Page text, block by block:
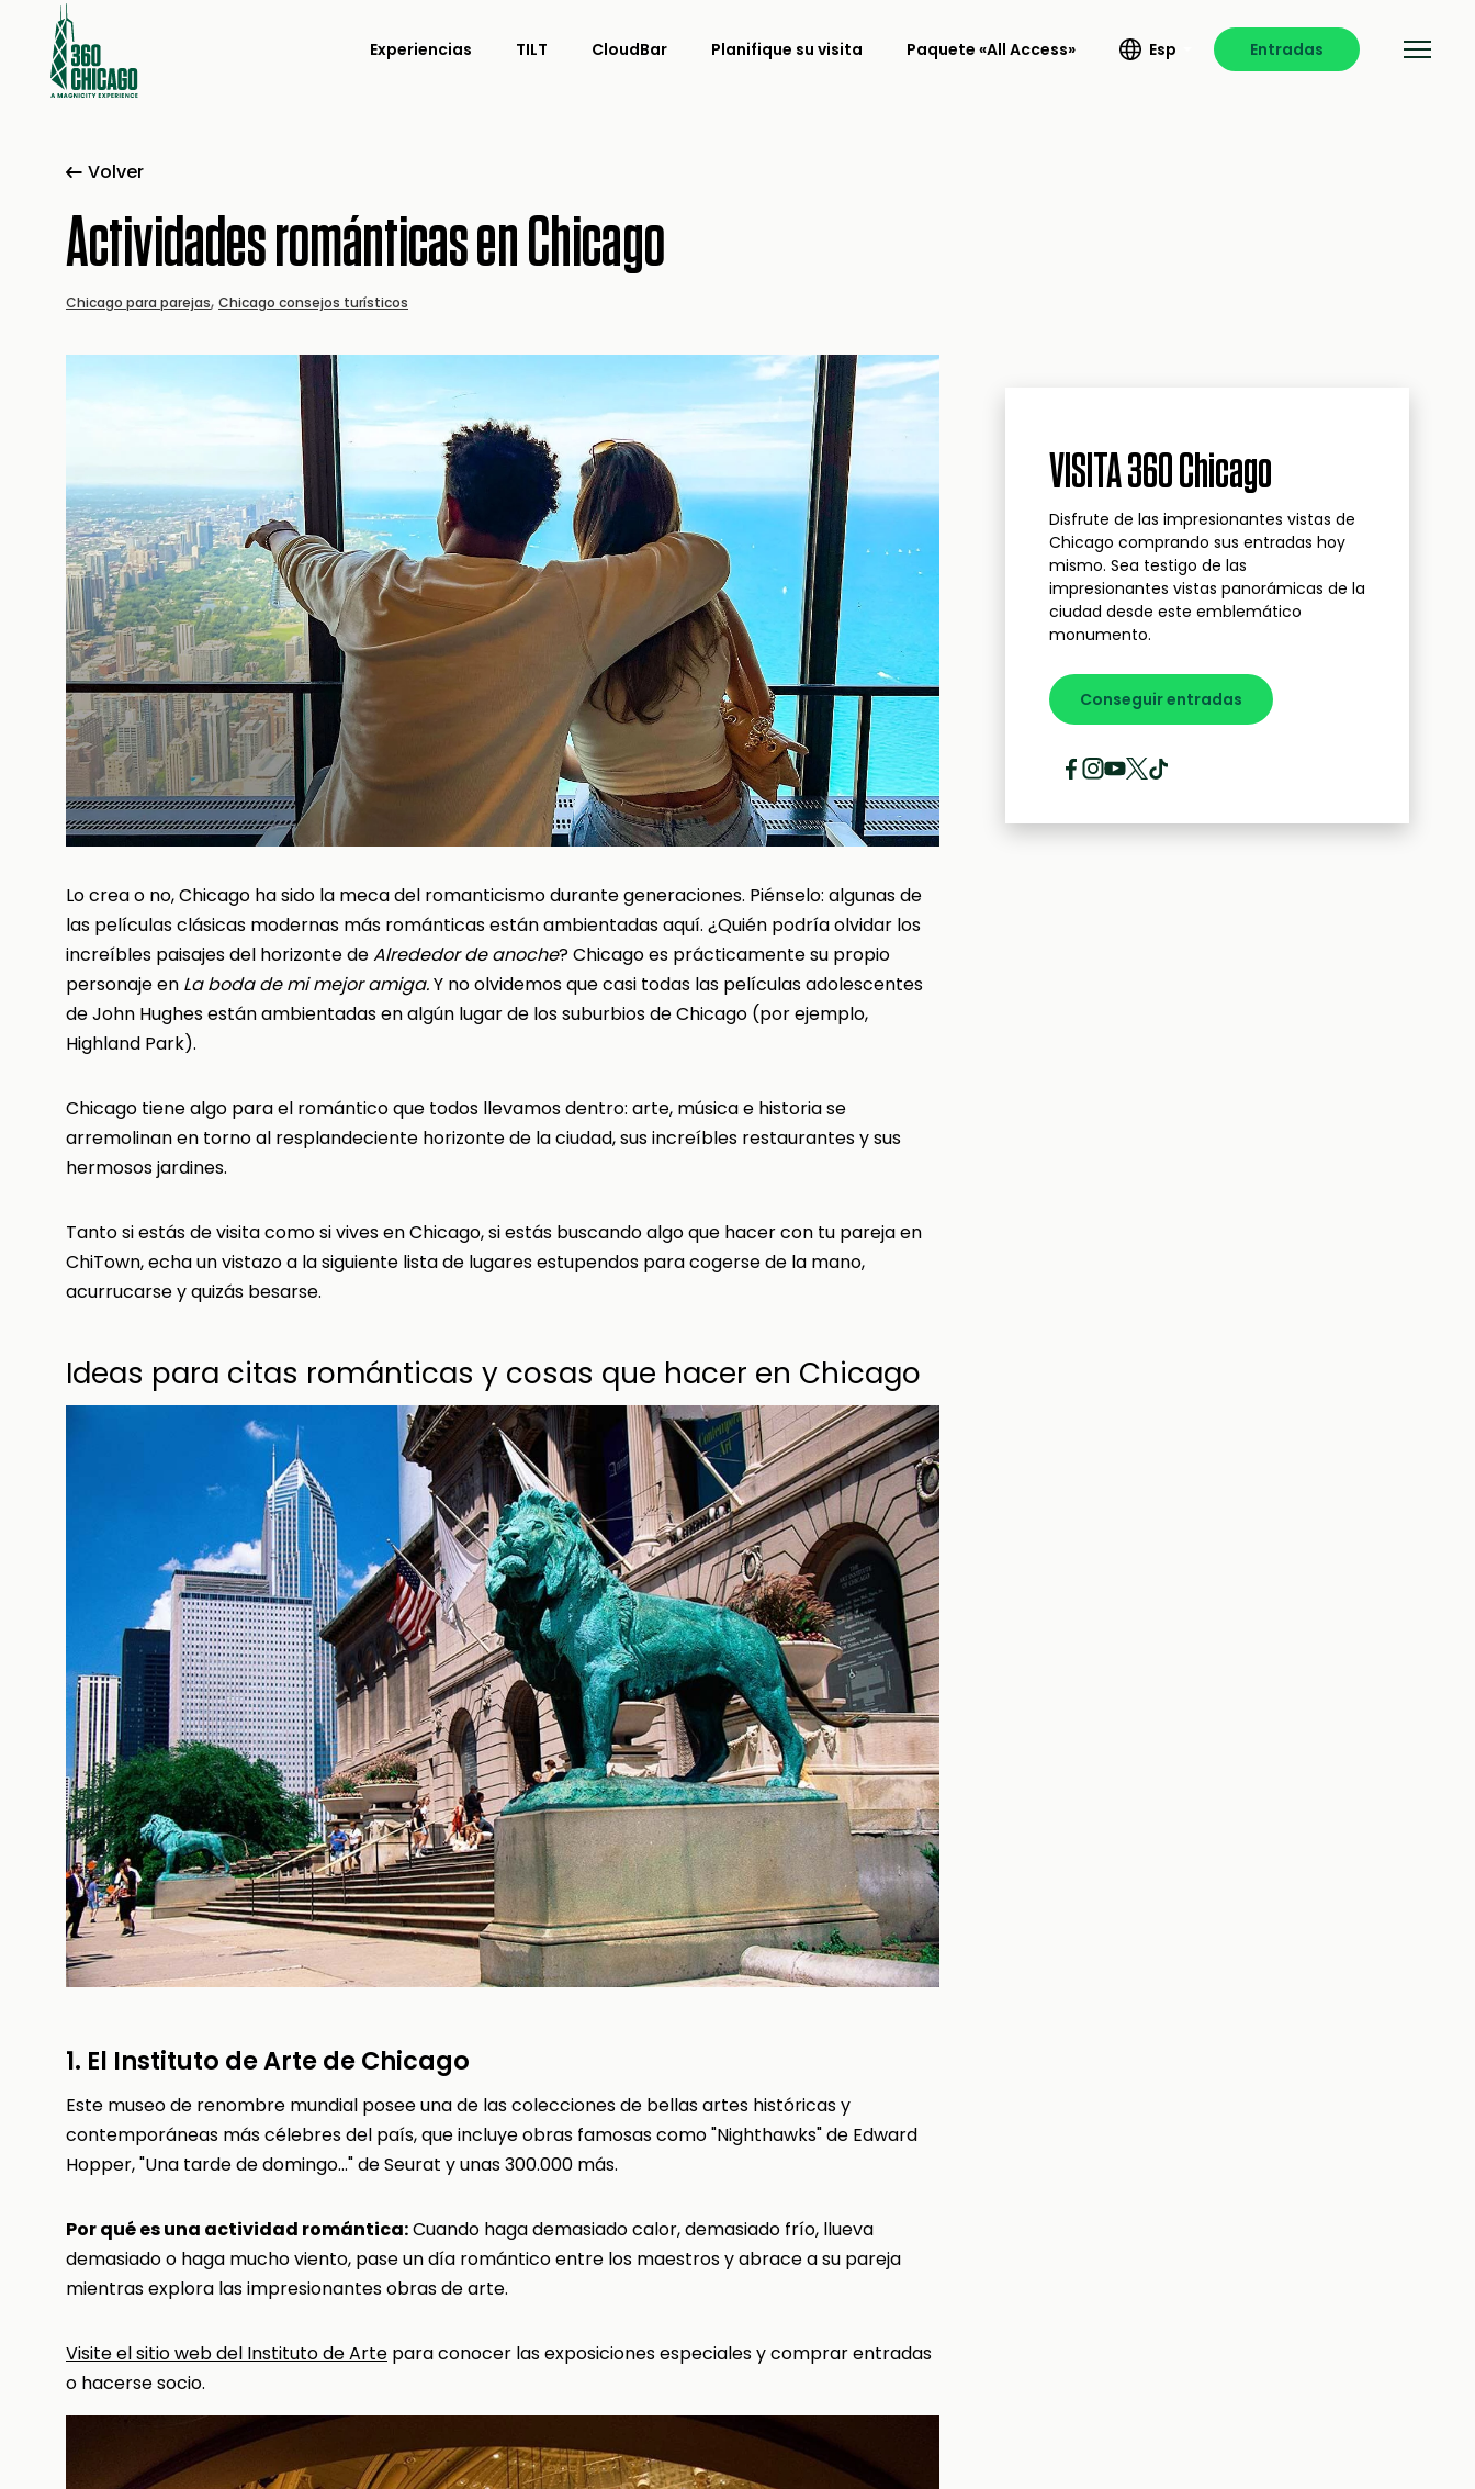
Experiencias TILT CloudBar Planifique su visita Paquete «All Access» Esp Entradas
Volver
Actividades románticas en Chicago
Chicago para parejas, Chicago consejos turísticos
Lo crea o no, Chicago ha sido la meca del romanticismo durante generaciones. Piénselo: algunas de
las películas clásicas modernas más románticas están ambientadas aquí. ¿Quién podría olvidar los
increíbles paisajes del horizonte deAlrededor de anoche? Chicago es prácticamente su propio
personaje en La boda de mi mejor amiga.Y no olvidemos que casi todas las películas adolescentes
de John Hughes están ambientadas en algún lugar de los suburbios de Chicago (por ejemplo,
Highland Park).
Chicago tiene algo para el romántico que todos llevamos dentro: arte, música e historia se
arremolinan en torno al resplandeciente horizonte de la ciudad, sus increíbles restaurantes y sus
hermosos jardines.
Tanto si estás de visita como si vives en Chicago, si estás buscando algo que hacer con tu pareja en
ChiTown, echa un vistazo a la siguiente lista de lugares estupendos para cogerse de la mano,
acurrucarse y quizás besarse.
Ideas para citas románticas y cosas que hacer en Chicago
1. El Instituto de Arte de Chicago
Este museo de renombre mundial posee una de las colecciones de bellas artes históricas y
contemporáneas más célebres del país, que incluye obras famosas como "Nighthawks" de Edward
Hopper, "Una tarde de domingo..." de Seurat y unas 300.000 más.
Por qué es una actividad romántica:Cuando haga demasiado calor, demasiado frío, llueva
demasiado o haga mucho viento, pase un día romántico entre los maestros y abrace a su pareja
mientras explora las impresionantes obras de arte.
Visite el sitio web del Instituto de Arte para conocer las exposiciones especiales y comprar entradas
o hacerse socio.
VISITA 360 Chicago
Disfrute de las impresionantes vistas de
Chicago comprando sus entradas hoy
mismo. Sea testigo de las
impresionantes vistas panorámicas de la
ciudad desde este emblemático
monumento.
Conseguir entradas